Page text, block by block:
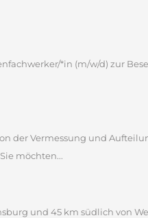
*in (m/w/d) zur
der Vermessung und
möchten...
und 45 km südlich von